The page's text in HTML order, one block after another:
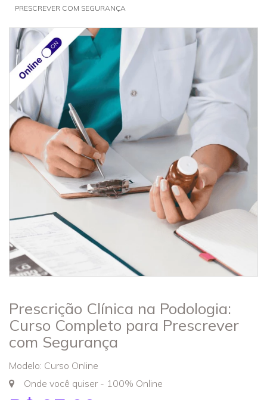
PRESCREVER COM SEGURANÇA
Prescrição Clínica na Podologia:
Curso Completo para Prescrever
com Segurança
Modelo: Curso Online
Onde você quiser - 100% Online